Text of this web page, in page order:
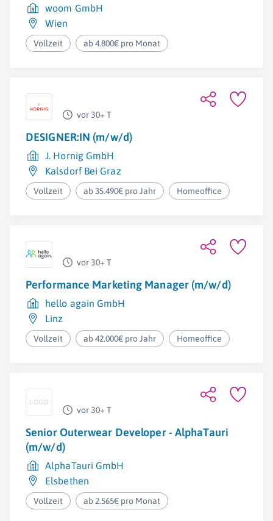
woom GmbH
Wien
Vollzeit ab 4.800€ pro Monat
vor 30+ T
DESIGNER:IN (m/w/d)
J. Hornig GmbH
Kalsdorf Bei Graz
Vollzeit ab 35.490€ pro Jahr Homeoffice
vor 30+ T
Performance Marketing Manager (m/w/d)
hello again GmbH
Linz
Vollzeit ab 42.000€ pro Jahr Homeoffice
vor 30+ T
Senior Outerwear Developer - AlphaTauri
(m/w/d)
AlphaTauri GmbH
Elsbethen
Vollzeit ab 2.565€ pro Monat